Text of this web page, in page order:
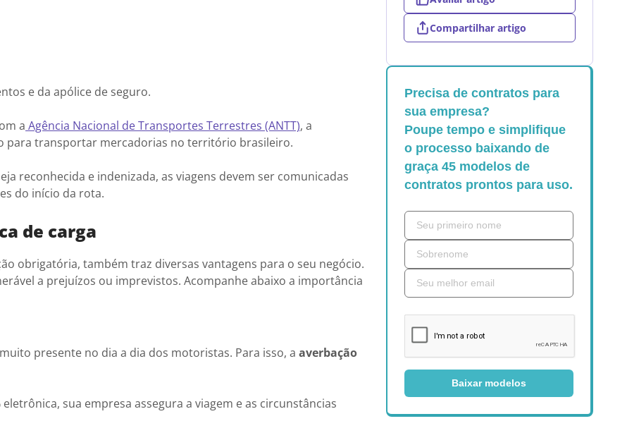
e da apólice de seguro.
a Agência Nacional de Transportes Terrestres (ANTT), a
para transportar mercadorias no território brasileiro.
reconhecida e indenizada, as viagens devem ser comunicadas
do início da rota.
de carga
obrigatória, também traz diversas vantagens para o seu negócio.
a prejuízos ou imprevistos. Acompanhe abaixo a importância
presente no dia a dia dos motoristas. Para isso, a averbação
sua empresa assegura a viagem e as circunstâncias
Compartilhar artigo
Precisa de contratos para
sua empresa?
Poupe tempo e simplifique
o processo baixando de
graça 45 modelos de
contratos prontos para uso.
Baixar modelos